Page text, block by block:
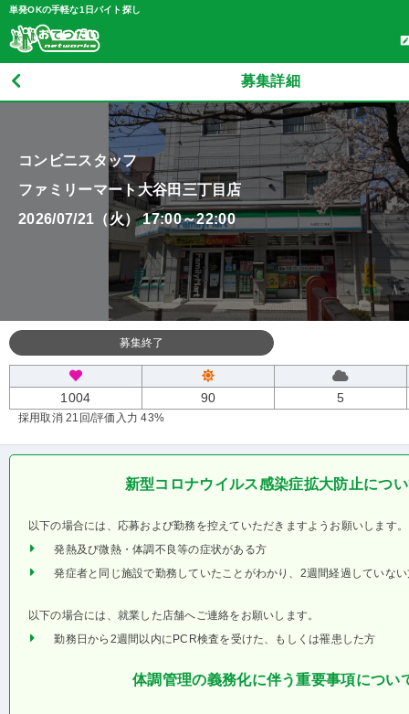
単発OKの手軽な1日バイト探し
募集詳細
コンビニスタッフ
ファミリーマート大谷田三丁目店
2026/07/21（火） 17:00～22:00
募集終了
1004 90 5
採用取消 21回/評価入力 43%
新型コロナウイルス感染症拡大防止につ
以下の場合には、応募および勤務を控えていただきますようお願いします。
発熱及び微熱・体調不良等の症状がある方
発症者と同じ施設で勤務していたことがわかり、2週間経過していな
以下の場合には、就業した店舗へご連絡をお願いします。
勤務日から2週間以内にPCR検査を受けた、もしくは罹患した方
体調管理の義務化に伴う重要事項につい